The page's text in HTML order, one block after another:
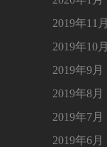
2019年11月
2019年10月
2019年9月
2019年8月
2019年7月
2019年6月